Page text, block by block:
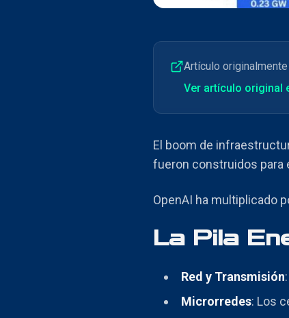
Artículo
Ver artículo original
El boom de
fueron construidos para
OpenAI ha multiplicado
La Pila
Red y Transmisión
Microrredes: Los